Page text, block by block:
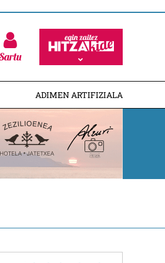
ADIMEN ARTIFIZIALA